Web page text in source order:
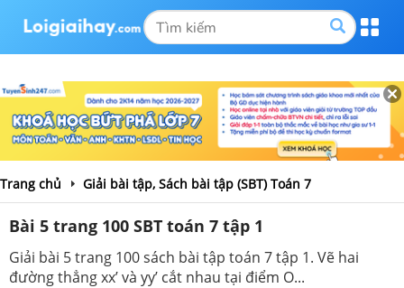
Trang chủ Giải bài tập, Sách bài tập (SBT) Toán 7
Bài 5 trang 100 SBT toán 7 tập 1
Giải bài 5 trang 100 sách bài tập toán 7 tập 1. Vẽ hai
đường thẳng xx’ và yy’ cắt nhau tại điểm O...